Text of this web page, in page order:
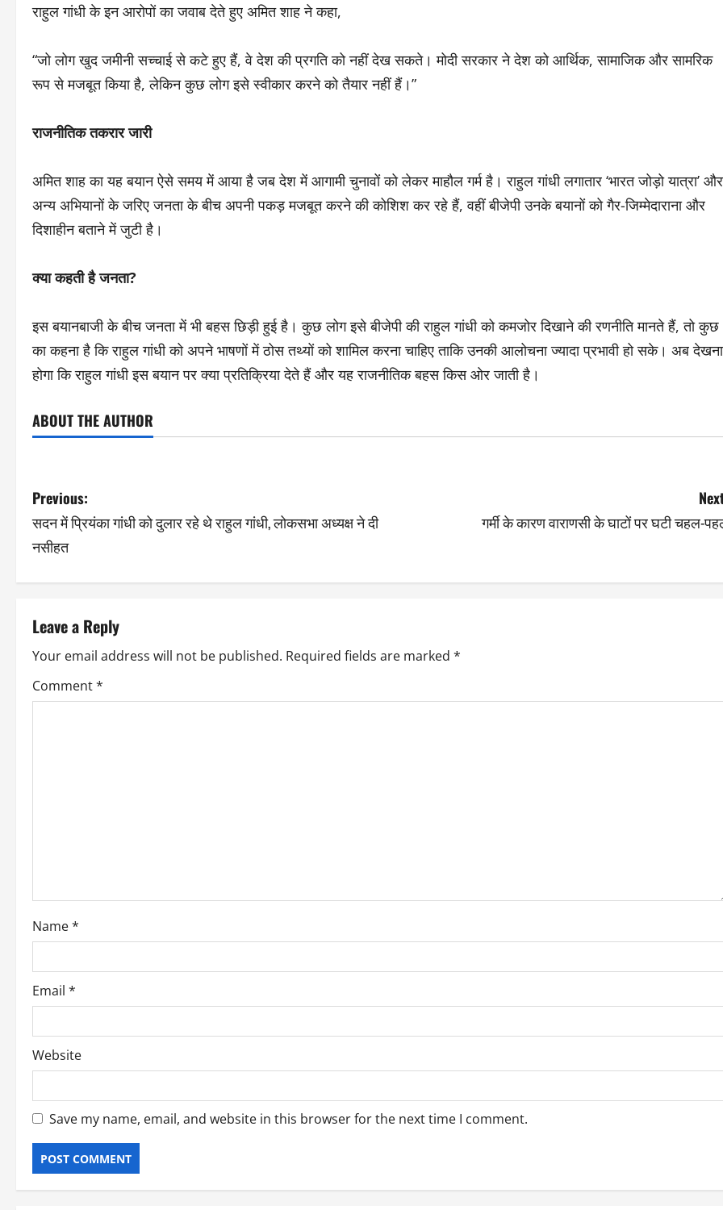
राहुल गांधी के इन आरोपों का जवाब देते हुए अमित शाह ने कहा,
“जो लोग खुद जमीनी सच्चाई से कटे हुए हैं, वे देश की प्रगति को नहीं देख सकते। मोदी सरकार ने देश को आर्थिक, सामाजिक और सामरिक
रूप से मजबूत किया है, लेकिन कुछ लोग इसे स्वीकार करने को तैयार नहीं हैं।”
राजनीतिक तकरार जारी
अमित शाह का यह बयान ऐसे समय में आया है जब देश में आगामी चुनावों को लेकर माहौल गर्म है। राहुल गांधी लगातार ‘भारत जोड़ो यात्रा’ और
अन्य अभियानों के जरिए जनता के बीच अपनी पकड़ मजबूत करने की कोशिश कर रहे हैं, वहीं बीजेपी उनके बयानों को गैर-जिम्मेदाराना और
दिशाहीन बताने में जुटी है।
क्या कहती है जनता?
इस बयानबाजी के बीच जनता में भी बहस छिड़ी हुई है। कुछ लोग इसे बीजेपी की राहुल गांधी को कमजोर दिखाने की रणनीति मानते हैं, तो कुछ
का कहना है कि राहुल गांधी को अपने भाषणों में ठोस तथ्यों को शामिल करना चाहिए ताकि उनकी आलोचना ज्यादा प्रभावी हो सके। अब देखना
होगा कि राहुल गांधी इस बयान पर क्या प्रतिक्रिया देते हैं और यह राजनीतिक बहस किस ओर जाती है।
ABOUT THE AUTHOR
Previous:
सदन में प्रियंका गांधी को दुलार रहे थे राहुल गांधी, लोकसभा अध्यक्ष ने दी
नसीहत
गर्मी के कारण वाराणसी के घाटों पर घटी चहल-
Leave a Reply
Your email address will not be published. Required fields are marked *
Comment*
Name*
Email *
Website
Save my name, email, and website in this browser for the next time I comment.